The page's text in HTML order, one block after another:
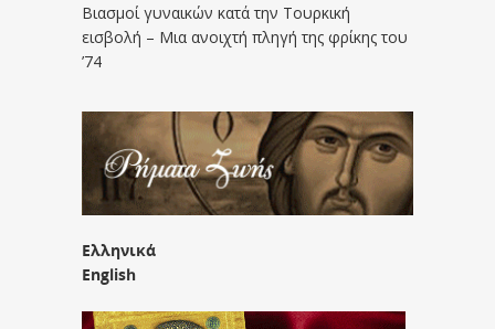
Βιασμοί γυναικών κατά την Τουρκική
εισβολή – Μια ανοιχτή πληγή της φρίκης του
’74
Ελληνικά
English